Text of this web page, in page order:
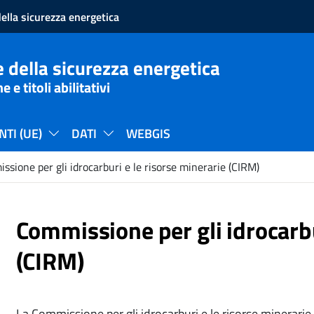
sicurezza energetica
sicurezza energetica
e titoli abilitativi
(UE) DATI WEBGIS
per gli idrocarburi e le risorse minerarie (CIRM)
Commissione per gli
(CIRM)